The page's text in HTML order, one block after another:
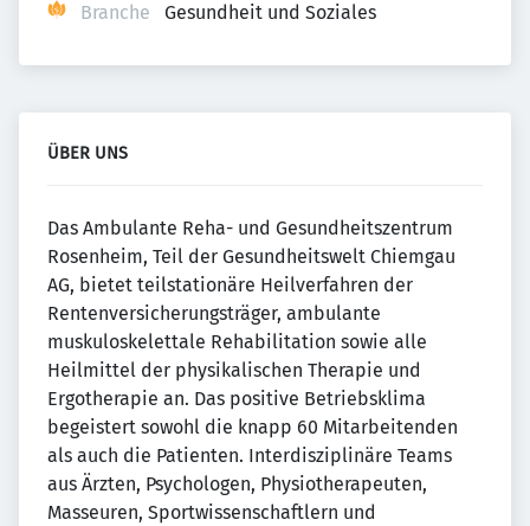
Branche
Gesundheit und Soziales
ÜBER UNS
Das Ambulante Reha- und Gesundheitszentrum
Rosenheim, Teil der Gesundheitswelt Chiemgau
AG, bietet teilstationäre Heilverfahren der
Rentenversicherungsträger, ambulante
muskuloskelettale Rehabilitation sowie alle
Heilmittel der physikalischen Therapie und
Ergotherapie an. Das positive Betriebsklima
begeistert sowohl die knapp 60 Mitarbeitenden
als auch die Patienten. Interdisziplinäre Teams
aus Ärzten, Psychologen, Physiotherapeuten,
Masseuren, Sportwissenschaftlern und